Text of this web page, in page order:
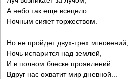
А небо так еще всецело
Ночным сияет торжеством.
Но не пройдет двух-трех мгновений,
Ночь испарится над землей,
И в полном блеске проявлений
Вдруг нас охватит мир дневной...